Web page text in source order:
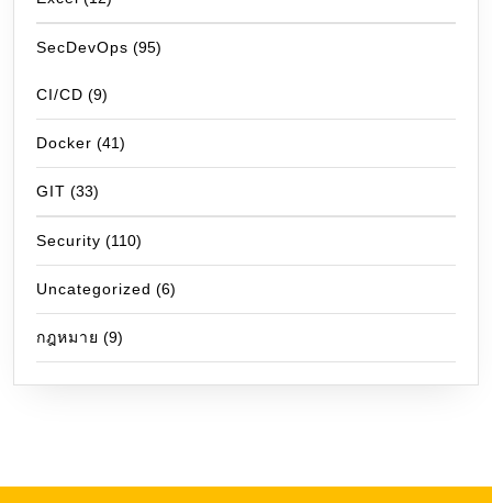
SecDevOps (95)
CI/CD (9)
Docker (41)
GIT (33)
Security (110)
Uncategorized (6)
กฎหมาย (9)